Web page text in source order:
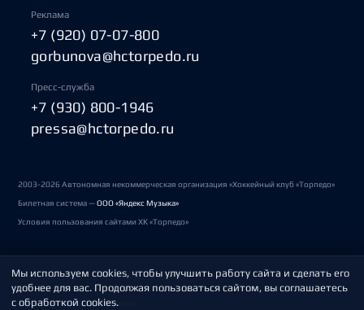
Реклама
+7 (920) 07-07-800
gorbunova@hctorpedo.ru
Пресс-служба
+7 (930) 800-1946
pressa@hctorpedo.ru
2003-2026 Автономная некоммерческая организация «Хоккейный клуб «Торпедо»
Билетная система —ООО «Яндекс Музыка»
Условия пользования сайтами ХК «Торпедо»
Политика обработки персональных данных
Пользовательское соглашение
Мы используем cookies, чтобы улучшить работу сайта и сделать его
удобнее для вас. Продолжая пользоваться сайтом, вы соглашаетесь
с обработкой cookies.